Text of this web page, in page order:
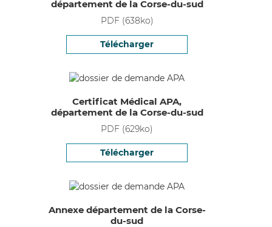
département de la Corse-du-sud
PDF(638ko)
Télécharger
Certificat Médical APA,
département de la Corse-du-sud
PDF (629ko)
Télécharger
Annexe département de la Corse-
du-sud